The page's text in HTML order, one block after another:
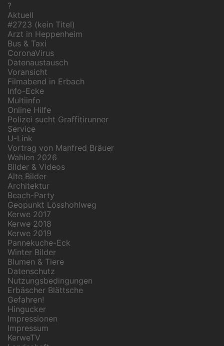
?
Aktuell
#2723 (kein Titel)
Arzt in Heppenheim
Bus & Taxi
CoronaVirus
Datenaustausch
Voransicht
Filmabend in Erbach
Info-Ecke
Multiinfo
Online Hilfe
Polizei sucht Graffitirunner
Service
U-Link
Vortrag von Manfred Bräuer
Wahlen 2026
Bilder & Videos
Alte Bilder
Architektur
Beach-Party
Geopunkt Lösshohlweg
Kerwe 2017
Kerwe 2018
Kerwe 2019
Pannekuche-Eck
Winter Bilder
Blumen & Tiere
Datenschutz
Nutzungsbedingungen
Erbäscher Blättsche
Gefahren!
Hingucker
Impressionen
Impressum
KerweTV